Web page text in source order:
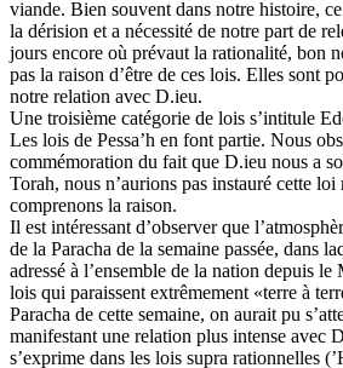
viande. Bien souvent dans notre histoire,
la dérision et a nécessité de notre part de
jours encore où prévaut la rationalité, bon
pas la raison d’être de ces lois. Elles sont
notre relation avec D.ieu.
Une troisième catégorie de lois s’intitule
Les lois de Pessa’h en font partie. Nous
commémoration du fait que D.ieu nous a
Torah, nous n’aurions pas instauré cette loi
comprenons la raison.
Il est intéressant d’observer que
de la Paracha de la semaine passée, dans
adressé à l’ensemble de la nation depuis
lois qui paraissent extrêmement «terre à
Paracha de cette semaine, on aurait pu
manifestant une relation plus intense avec
s’exprime dans les lois supra rationnelles